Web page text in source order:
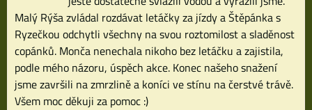
Malý Rýša zvládal rozdávat letáčky za jízdy a Štěpánka s
Ryzečkou odchytli všechny na svou roztomilost a sladěnost
copánků. Monča nenechala nikoho bez letáčku a zajistila,
podle mého názoru, úspěch akce. Konec našeho snažení
jsme završili na zmrzlině a koníci ve stínu na čerstvé trávě.
Všem moc děkuji za pomoc :)